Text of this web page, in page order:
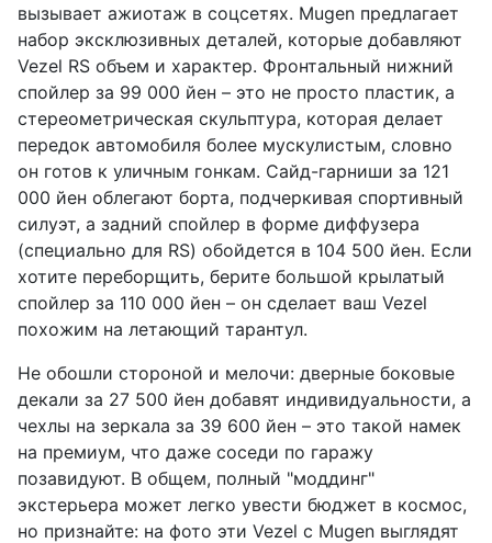
вызывает ажиотаж в соцсетях. Mugen предлагает
набор эксклюзивных деталей, которые добавляют
Vezel RS объем и характер. Фронтальный нижний
спойлер за 99 000 йен – это не просто пластик, а
стереометрическая скульптура, которая делает
передок автомобиля более мускулистым, словно
он готов к уличным гонкам. Сайд-гарниши за 121
000 йен облегают борта, подчеркивая спортивный
силуэт, а задний спойлер в форме диффузера
(специально для RS) обойдется в 104 500 йен. Если
хотите переборщить, берите большой крылатый
спойлер за 110 000 йен – он сделает ваш Vezel
похожим на летающий тарантул.
Не обошли стороной и мелочи: дверные боковые
декали за 27 500 йен добавят индивидуальности, а
чехлы на зеркала за 39 600 йен – это такой намек
на премиум, что даже соседи по гаражу
позавидуют. В общем, полный "моддинг"
экстерьера может легко увести бюджет в космос,
но признайте: на фото эти Vezel с Mugen выглядят